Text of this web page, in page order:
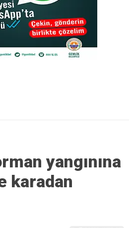
yangınına
karadan